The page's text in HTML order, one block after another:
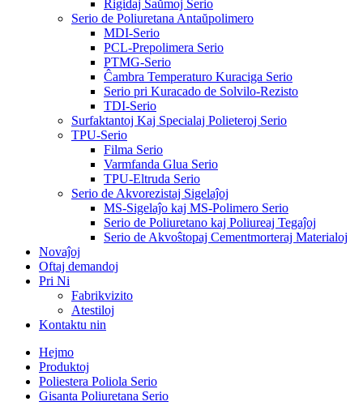
Rigidaj Ŝaŭmoj Serio
Serio de Poliuretana Antaŭpolimero
MDI-Serio
PCL-Prepolimera Serio
PTMG-Serio
Ĉambra Temperaturo Kuraciga Serio
Serio pri Kuracado de Solvilo-Rezisto
TDI-Serio
Surfaktantoj Kaj Specialaj Polieteroj Serio
TPU-Serio
Filma Serio
Varmfanda Glua Serio
TPU-Eltruda Serio
Serio de Akvorezistaj Sigelaĵoj
MS-Sigelaĵo kaj MS-Polimero Serio
Serio de Poliuretano kaj Poliureaj Tegaĵoj
Serio de Akvoŝtopaj Cementmorteraj Materialoj
Novaĵoj
Oftaj demandoj
Pri Ni
Fabrikvizito
Atestiloj
Kontaktu nin
Hejmo
Produktoj
Poliestera Poliola Serio
Gisanta Poliuretana Serio